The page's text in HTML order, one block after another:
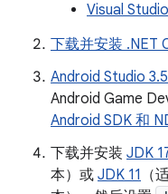
Visual
下载并安装 .NET
Android Studio
Android Game
Android SDK 和
下载并安装 JDK
本）或 JDK 11 （